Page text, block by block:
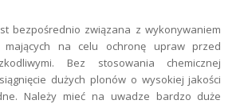
bezpośrednio związana z wykonywaniem
mających na celu ochronę upraw przed
Bez stosowania chemicznej
dużych plonów o wysokiej jakości
Należy mieć na uwadze bardzo duże